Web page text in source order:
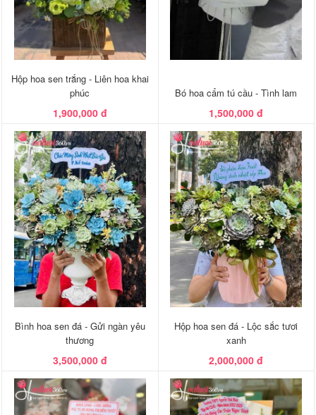
Hộp hoa sen trắng - Liên hoa khai
phúc
1,900,000 đ
Bó hoa cẩm tú cầu - Tình lam
1,500,000 đ
Bình hoa sen đá - Gửi ngàn yêu
thương
3,500,000 đ
Hộp hoa sen đá - Lộc sắc tươi
xanh
2,000,000 đ